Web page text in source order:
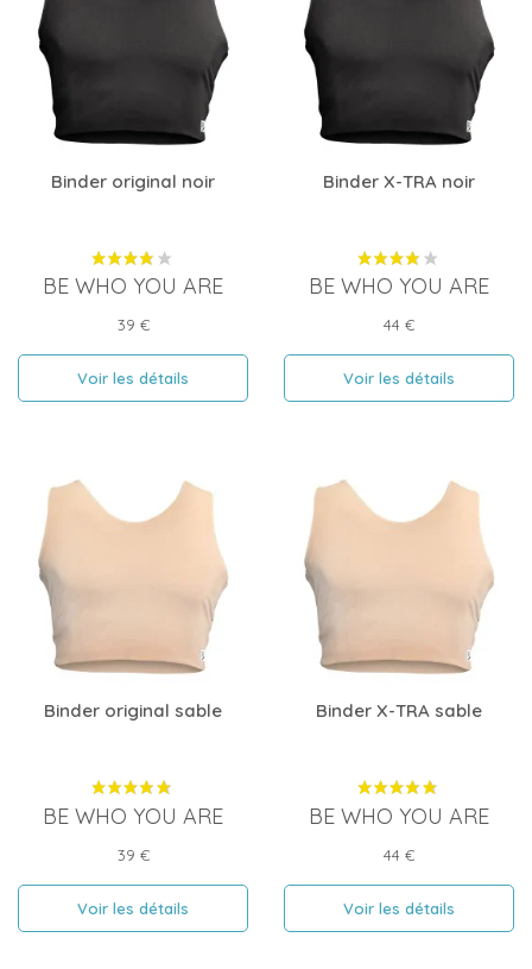
Binder original noir
BE WHO YOU ARE
Prix
39 €
Voir les détails
Binder X-TRA noir
BE WHO YOU ARE
Prix
44 €
Voir les détails
Binder original sable
BE WHO YOU ARE
Prix
39 €
Voir les détails
Binder X-TRA sable
BE WHO YOU ARE
Prix
44 €
Voir les détails